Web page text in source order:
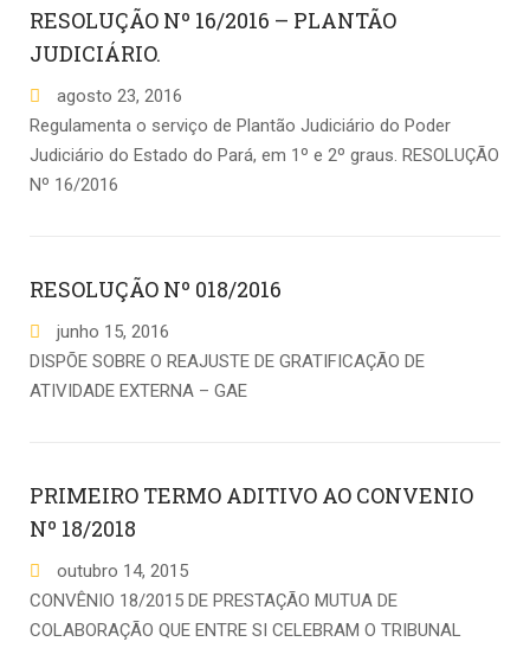
RESOLUÇÃO Nº 16/2016 – PLANTÃO
JUDICIÁRIO.
agosto 23, 2016
Regulamenta o serviço de Plantão Judiciário do Poder
Judiciário do Estado do Pará, em 1º e 2º graus. RESOLUÇÃO
Nº 16/2016
RESOLUÇÃO Nº 018/2016
junho 15, 2016
DISPÕE SOBRE O REAJUSTE DE GRATIFICAÇÃO DE
ATIVIDADE EXTERNA – GAE
PRIMEIRO TERMO ADITIVO AO CONVENIO
Nº 18/2018
outubro 14, 2015
CONVÊNIO 18/2015 DE PRESTAÇÃO MUTUA DE
COLABORAÇÃO QUE ENTRE SI CELEBRAM O TRIBUNAL